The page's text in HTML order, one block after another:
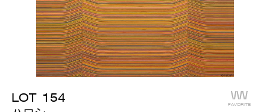
LOT 154
FAVORITE